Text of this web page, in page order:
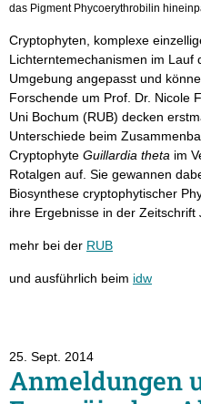
das Pigment Phycoerythrobilin
Cryptophyten, komplexe
Lichterntemechanismen im Lauf
Umgebung angepasst und
Forschende um Prof. Dr. Nicole
Uni Bochum (RUB) decken
Unterschiede beim
Cryptophyte Guillardia theta im
Rotalgen auf. Sie gewannen
Biosynthese cryptophytischer
ihre Ergebnisse in der Zeitschrift
mehr bei der RUB
und ausführlich beim idw
25. Sept. 2014
Anmeldungen